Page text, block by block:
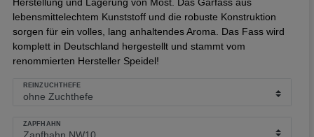
lebensmittelechtem Kunststoff und die robuste Konstruktion
sorgen für ein volles, lang anhaltendes Aroma. Das Fass wird
komplett in Deutschland hergestellt und stammt vom
renommierten Hersteller Speidel!
REINZUCHTHEFE
ZAPFHAHN